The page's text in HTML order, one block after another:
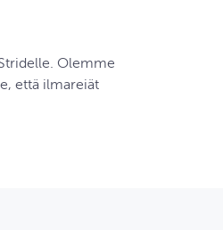
Olemme
että ilmareiät